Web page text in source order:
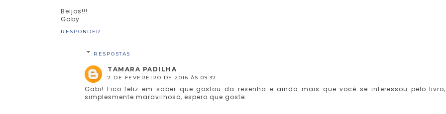
Beijos!!!
Gaby
RESPONDER
RESPOSTAS
TAMARA PADILHA
7 DE FEVEREIRO DE 2016 ÀS 09:37
Gabi! Fico feliz em saber que gostou da resenha e ainda mais que você se interessou pelo
simplesmente maravilhoso, espero que goste.